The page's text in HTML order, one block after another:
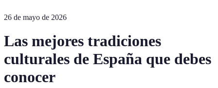
26 de mayo de 2026
Las mejores tradiciones
culturales de España que debes
conocer